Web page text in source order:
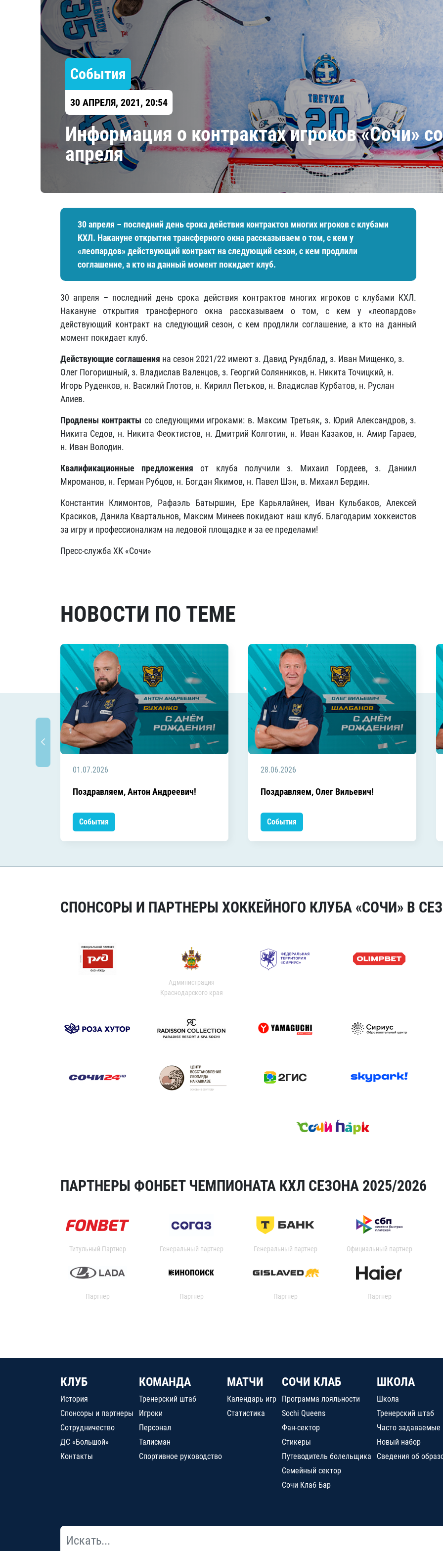
Локомотив
Северсталь
Шанхайские Драконы
Амур
Барыс
Салават Юлаев
Сибирь
События
30 АПРЕЛЯ, 2021, 20:54
Информация о контрактах игроков «Сочи»
апреля
30 апреля – последний день срока действия контрактов многих игроков с клубами
КХЛ. Накануне открытия трансферного окна рассказываем о том, с кем у
«леопардов» действующий контракт на следующий сезон, с кем продлили
соглашение, а кто на данный момент покидает клуб.
30 апреля – последний день срока действия контрактов многих игроков с клубами КХЛ.
Накануне открытия трансферного окна рассказываем о том, с кем у «леопардов»
действующий контракт на следующий сезон, с кем продлили соглашение, а кто на данный
момент покидает клуб.
Действующие соглашения на сезон 2021/22 имеют з. Давид Рундблад, з. Иван Мищенко, з.
Олег Погоришный, з. Владислав Валенцов, з. Георгий Солянников, н. Никита Точицкий, н.
Игорь Руденков, н. Василий Глотов, н. Кирилл Петьков, н. Владислав Курбатов, н. Руслан
Алиев.
Продлены контракты со следующими игроками: в. Максим Третьяк, з. Юрий Александров, з.
Никита Седов, н. Никита Феоктистов, н. Дмитрий Колготин, н. Иван Казаков, н. Амир Гараев,
н. Иван Володин.
Квалификационные предложения от клуба получили з. Михаил Гордеев, з. Даниил
Мироманов, н. Герман Рубцов, н. Богдан Якимов, н. Павел Шэн, в. Михаил Бердин.
Константин Климонтов, Рафаэль Батыршин, Ере Карьялайнен, Иван Кульбаков, Алексей
Красиков, Данила Квартальнов, Максим Минеев покидают наш клуб. Благодарим хоккеистов
за игру и профессионализм на ледовой площадке и за ее пределами!
Пресс-служба ХК «Сочи»
НОВОСТИ ПО ТЕМЕ
01.07.2026
Поздравляем, Антон Андреевич!
События
28.06.2026
Поздравляем, Олег Вильевич!
События
СПОНСОРЫ И ПАРТНЕРЫ ХОККЕЙНОГО КЛУБА «СОЧИ» В
Администрация
Краснодарского края
ПАРТНЕРЫ ФОНБЕТ ЧЕМПИОНАТА КХЛ СЕЗОНА 2025/2026
Титульный Партнер Генеральный партнер Генеральный партнер Официальный партнер
Партнер Партнер Партнер Партнер
КЛУБ
История
Спонсоры и партнеры
Сотрудничество
ДС «Большой»
Контакты
КОМАНДА
Тренерский штаб
Игроки
Персонал
Талисман
Спортивное руководство
МАТЧИ
Календарь игр
Статистика
СОЧИ КЛАБ
Программа лояльности
Sochi Queens
Фан-сектор
Стикеры
Путеводитель болельщика
Семейный сектор
Сочи Клаб Бар
ШКОЛА
Школа
Тренерский штаб
Часто задаваемые
Новый набор
Сведения об